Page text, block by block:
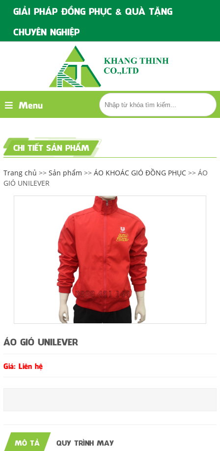
GIẢI PHÁP ĐỒNG PHỤC & QUÀ TẶNG
CHUYÊN NGHIỆP
Menu
CHI TIẾT SẢN PHẨM
Trang chủ >> Sản phẩm >> ÁO KHOÁC GIÓ ĐỒNG PHỤC>> ÁO
GIÓ UNILEVER
ÁO GIÓ UNILEVER
Giá: Liên hệ
MÔ TẢ QUY TRÌNH MAY